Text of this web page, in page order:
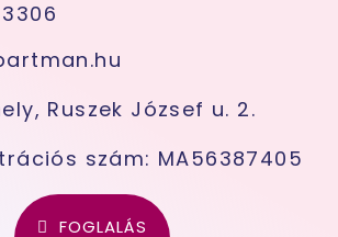
Ruszek József u. 2.
szám: MA56387405
FOGLALÁS